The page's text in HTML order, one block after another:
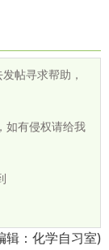
帖寻求帮助，
如有侵权请给我
辑：化学自习室)